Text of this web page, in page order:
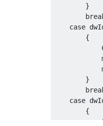
}
case
{
}
case
{